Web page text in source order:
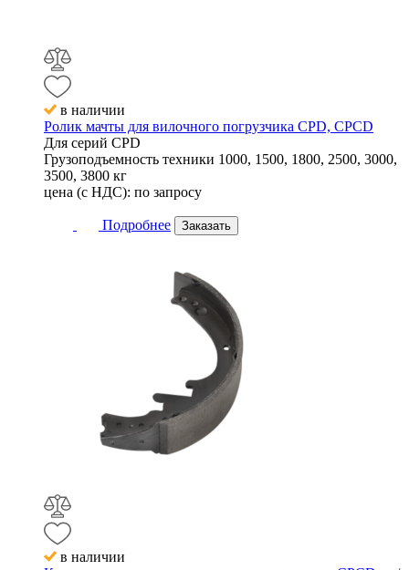
в наличии
Ролик мачты для вилочного погрузчика CPD, CPCD
Для серий CPD
Грузоподъемность техники 1000, 1500, 1800, 2500, 3000,
3500, 3800 кг
цена (с НДС): по запросу
Подробнее Заказать
в наличии